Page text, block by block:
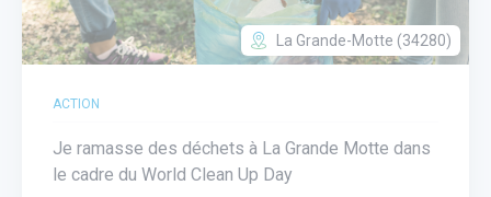
La Grande-Motte (34280)
ACTION
Je ramasse des déchets à La Grande Motte dans
le cadre du World Clean Up Day